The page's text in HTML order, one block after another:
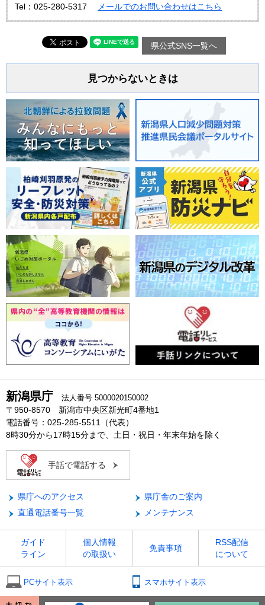
Tel：025-280-5317
メールでのお問い合わせはこちら
県公式SNS一覧へ
見つからないときは
新潟県庁 法人番号 5000020150002
〒950-8570 新潟市中央区新光町4番地1
電話番号：025-285-5511（代表）
8時30分から17時15分まで、土日・祝日・年末年始を除く
手話で電話する
県庁へのアクセス
県庁舎のご案内
直通電話番号一覧
メンテナンス
ガイド
ライン
個人情報
の取扱い
免責事項
RSS配信
について
PCサイト表示 スマホサイト表示